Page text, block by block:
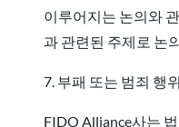
이루어지는 논의와
과 관련된 주제로 논
7. 부패 또는 범죄 행
FIDO Alliance사는